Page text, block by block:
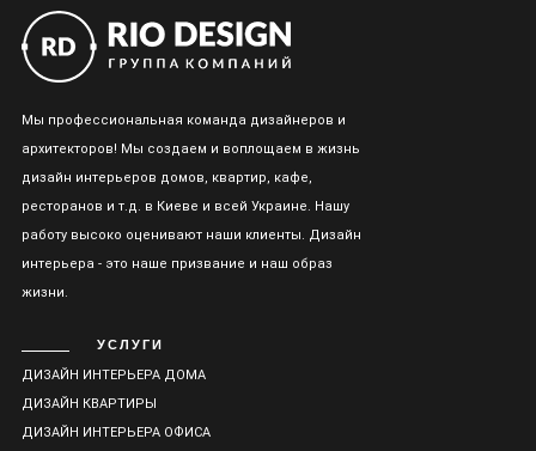
Мы профессиональная команда дизайнеров и
архитекторов! Мы создаем и воплощаем в жизнь
дизайн интерьеров домов, квартир, кафе,
ресторанов и т.д. в Киеве и всей Украине. Нашу
работу высоко оценивают наши клиенты. Дизайн
интерьера - это наше призвание и наш образ
жизни.
УСЛУГИ
ДИЗАЙН ИНТЕРЬЕРА ДОМА
ДИЗАЙН КВАРТИРЫ
ДИЗАЙН ИНТЕРЬЕРА ОФИСА